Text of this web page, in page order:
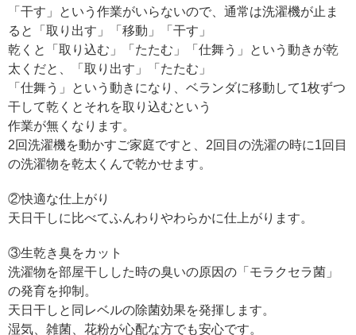
「干す」という作業がいらないので、通常は洗濯機が止ま
ると「取り出す」「移動」「干す」
乾くと「取り込む」「たたむ」「仕舞う」という動きが乾
太くだと、「取り出す」「たたむ」
「仕舞う」という動きになり、ベランダに移動して1枚ずつ
干して乾くとそれを取り込むという
作業が無くなります。
2回洗濯機を動かすご家庭ですと、2回目の洗濯の時に1回目
の洗濯物を乾太くんで乾かせます。
②快適な仕上がり
天日干しに比べてふんわりやわらかに仕上がります。
③生乾き臭をカット
洗濯物を部屋干しした時の臭いの原因の「モラクセラ菌」
の発育を抑制。
天日干しと同レベルの除菌効果を発揮します。
湿気、雑菌、花粉が心配な方でも安心です。